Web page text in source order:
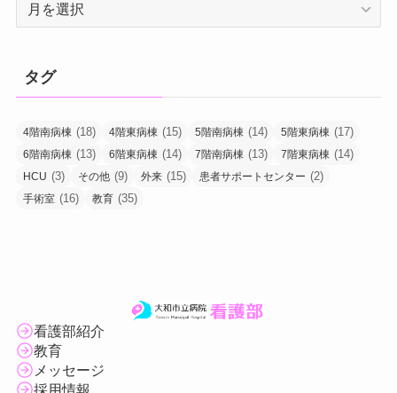
稿
タグ
4階南病棟 (18) 4階東病棟 (15) 5階南病棟 (14) 5階東病棟 (17)
6階南病棟 (13) 6階東病棟 (14) 7階南病棟 (13) 7階東病棟 (14)
HCU (3) その他 (9) 外来 (15) 患者サポートセンター (2)
手術室 (16) 教育 (35)
看護部紹介
教育
メッセージ
採用情報